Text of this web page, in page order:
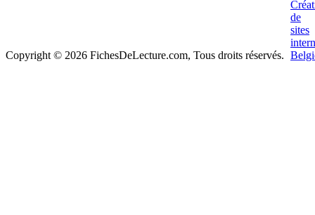
Copyright © 2026 FichesDeLecture.com, Tous droits réservés.